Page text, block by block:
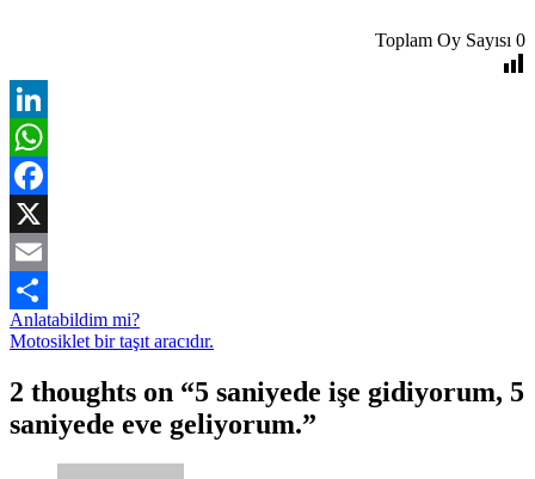
Toplam Oy Sayısı 0
LinkedIn
WhatsApp
Facebook
X
Email
Share
Yazı
gezinmesi
Anlatabildim mi?
Motosiklet bir taşıt aracıdır.
2 thoughts on “5 saniyede işe gidiyorum, 5
saniyede eve geliyorum.”